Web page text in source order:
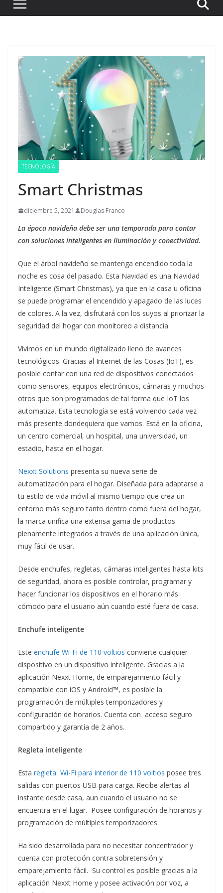
TECNOLOGÍA
Smart Christmas
diciembre 5, 2021 Douglas Franco
La época navideña debe ser una temporada para contar
con soluciones inteligentes en iluminación y conectividad.
Que el árbol navideño se mantenga encendido toda la
noche es cosa del pasado. Esta Navidad es una Navidad
Inteligente (Smart Christmas), ya que en la casa u oficina
se puede programar el encendido y apagado de las luces
de colores. A la vez, disfrutará con los suyos al priorizar la
seguridad del hogar con monitoreo a distancia.
Vivimos en un mundo digitalizado lleno de avances
tecnológicos. Gracias al Internet de las Cosas (IoT), es
posible contar con una red de dispositivos conectados
como sensores, equipos electrónicos, cámaras y muchos
otros que son programados de tal forma que IoT los
automatiza. Esta tecnología se está volviendo cada vez
más presente dondequiera que vamos. Está en la oficina,
un centro comercial, un hospital, una universidad, un
estadio, hasta en el hogar.
Nexxt Solutions presenta su nueva serie de
automatización para el hogar. Diseñada para adaptarse a
tu estilo de vida móvil al mismo tiempo que crea un
entorno más seguro tanto dentro como fuera del hogar,
la marca unifica una extensa gama de productos
plenamente integrados a través de una aplicación única,
muy fácil de usar.
Desde enchufes, regletas, cámaras inteligentes hasta kits
de seguridad, ahora es posible controlar, programar y
hacer funcionar los dispositivos en el horario más
cómodo para el usuario aún cuando esté fuera de casa.
Enchufe inteligente
Este enchufe Wi-Fi de 110 voltios convierte cualquier
dispositivo en un dispositivo inteligente. Gracias a la
aplicación Nexxt Home, de emparejamiento fácil y
compatible con iOS y Android™, es posible la
programación de múltiples temporizadores y
configuración de horarios. Cuenta con acceso seguro
compartido y garantía de 2 años.
Regleta inteligente
Esta regleta Wi-Fi para interior de 110 voltios posee tres
salidas con puertos USB para carga. Recibe alertas al
instante desde casa, aun cuando el usuario no se
encuentra en el lugar. Posee configuración de horarios y
programación de múltiples temporizadores.
Ha sido desarrollada para no necesitar concentrador y
cuenta con protección contra sobretensión y
emparejamiento fácil. Su control es posible gracias a la
aplicación Nexxt Home y posee activación por voz, a